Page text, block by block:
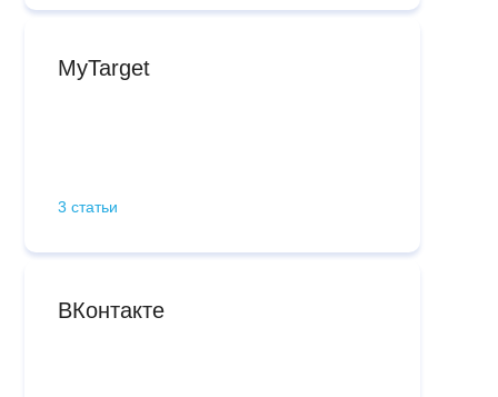
MyTarget
3 статьи
ВКонтакте